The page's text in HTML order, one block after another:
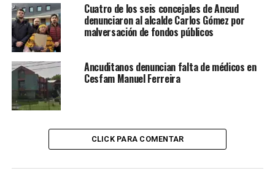
Cuatro de los seis concejales de Ancud
denunciaron al alcalde Carlos Gómez por
malversación de fondos públicos
Ancuditanos denuncian falta de médicos en
Cesfam Manuel Ferreira
CLICK PARA COMENTAR